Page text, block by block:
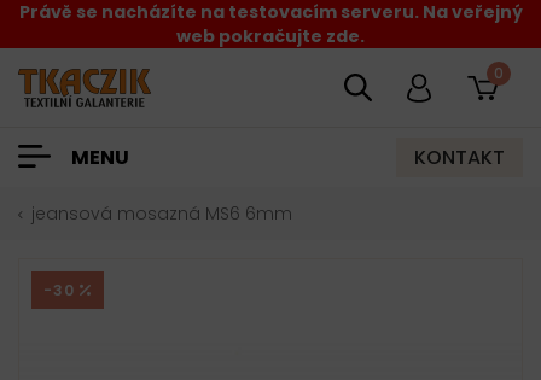
Právě se nacházíte na testovacím serveru. Na veřejný
web pokračujte zde.
0
MENU KONTAKT
jeansová mosazná MS6 6mm
-30